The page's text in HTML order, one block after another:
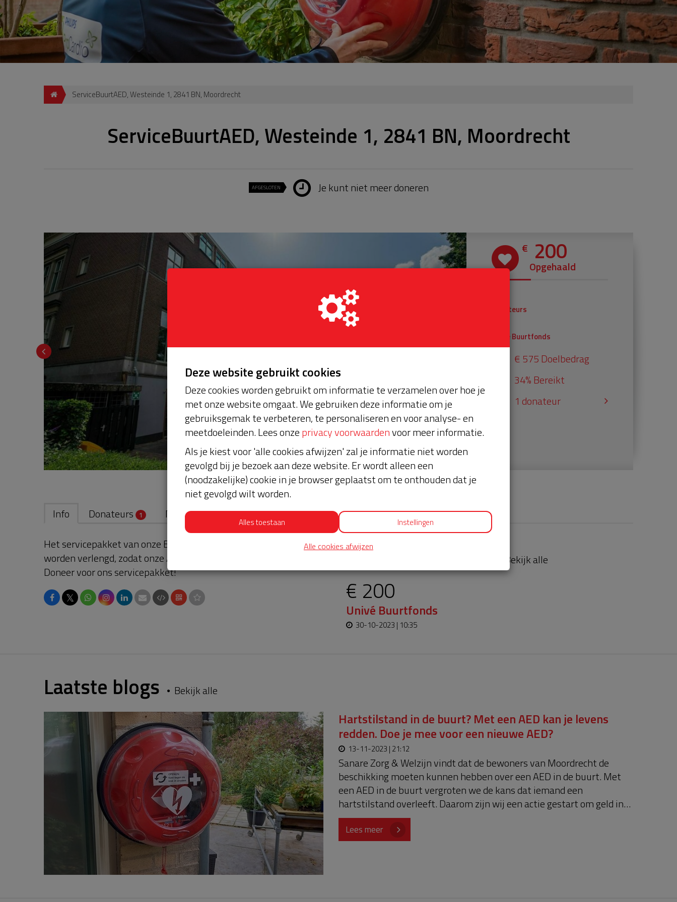
ServiceBuurtAED, Westeinde 1, 2841 BN, Moordrecht
ServiceBuurtAED, Westeinde 1, 2841 BN, Moordrecht
AFGESLOTEN Je kunt niet meer doneren
€ 200
Opgehaald
Donateurs
Univé Buurtfonds
€ 575 Doelbedrag
34% Bereikt
1 donateur
Info Donateurs 1 Nieuws
Het servicepakket van onze BuurtAED verloopt bijna en moet
worden verlengd, zodat onze AED gebruiksklaar blijft. Help je mee?
Doneer voor ons servicepakket!
𝕏
Laatste donaties Bekijk alle
€ 200
Univé Buurtfonds
30-10-2023 | 10:35
Laatste blogs Bekijk alle
Hartstilstand in de buurt? Met een AED kan je levens
redden. Doe je mee voor een nieuwe AED?
13-11-2023 | 21:12
Sanare Zorg & Welzijn vindt dat de bewoners van Moordrecht de
beschikking moeten kunnen hebben over een AED in de buurt. Met
een AED in de buurt vergroten we de kans dat iemand een
hartstilstand overleeft. Daarom zijn wij een actie gestart om geld in
te zamelen zodat er een AED geplaatst kan worden aan het pand van
Vivere Wonen aan Westeinde nummer 1. De AED is dan voor alle
bewoners van Moordrecht 24/7 toegankelijk. Doet u mee? Goed om
Lees meer
Deze website gebruikt cookies
Deze cookies worden gebruikt om informatie te verzamelen over hoe je
met onze website omgaat. We gebruiken deze informatie om je
gebruiksgemak te verbeteren, te personaliseren en voor analyse- en
meetdoeleinden. Lees onzeprivacy voorwaardenvoor meer informatie.
Als je kiest voor 'alle cookies afwijzen' zal je informatie niet worden
gevolgd bij je bezoek aan deze website. Er wordt alleen een
(noodzakelijke) cookie in je browser geplaatst om te onthouden dat je
niet gevolgd wilt worden.
Alles toestaan Instellingen
Alle cookies afwijzen